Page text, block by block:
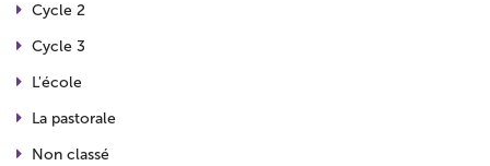
Cycle 2
Cycle 3
L'école
La pastorale
Non classé